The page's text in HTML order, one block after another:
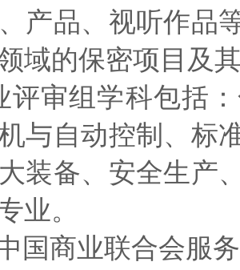
产品、视听作品
域的保密项目及
评审组学科包括
与自动控制、标
装备、安全生产
业。
中国商业联合会服